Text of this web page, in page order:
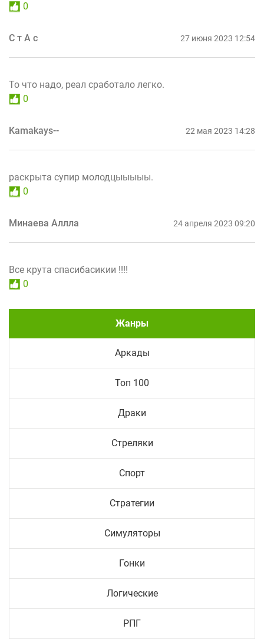
0
С т А с 27 июня 2023 12:54
То что надо, реал сработало легко.
0
Kamakays-- 22 мая 2023 14:28
раскрыта супир молодцыыыыы.
0
Минаева Аллла 24 апреля 2023 09:20
Все крута спасибасикии !!!!
0
Жанры
Аркады
Топ 100
Драки
Стреляки
Спорт
Стратегии
Симуляторы
Гонки
Логические
РПГ